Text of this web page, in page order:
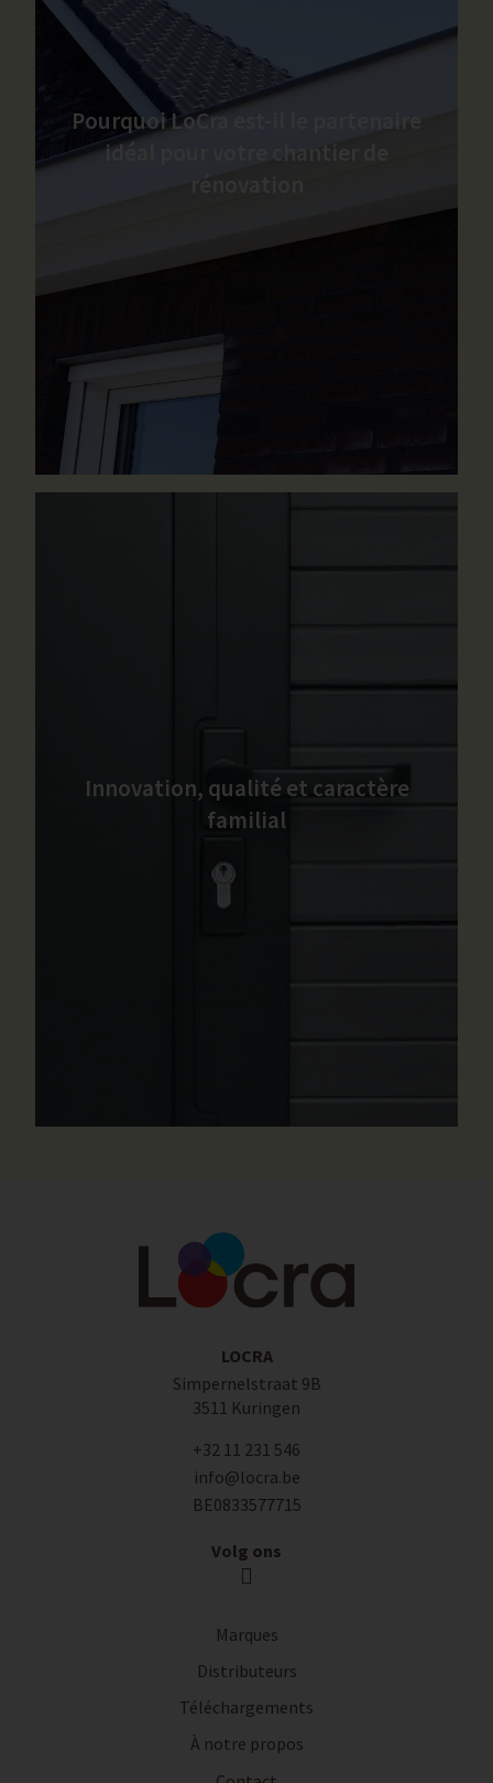
Pourquoi LoCra est-il le partenaire
idéal pour votre chantier de
Innovation, qualité et caractère
familial
LOCRA
Simpernelstraat 9B
3511 Kuringen
+32 11 231 546
info@locra.be
BE0833577715
Volg ons
Marques
Distributeurs
Téléchargements
À notre propos